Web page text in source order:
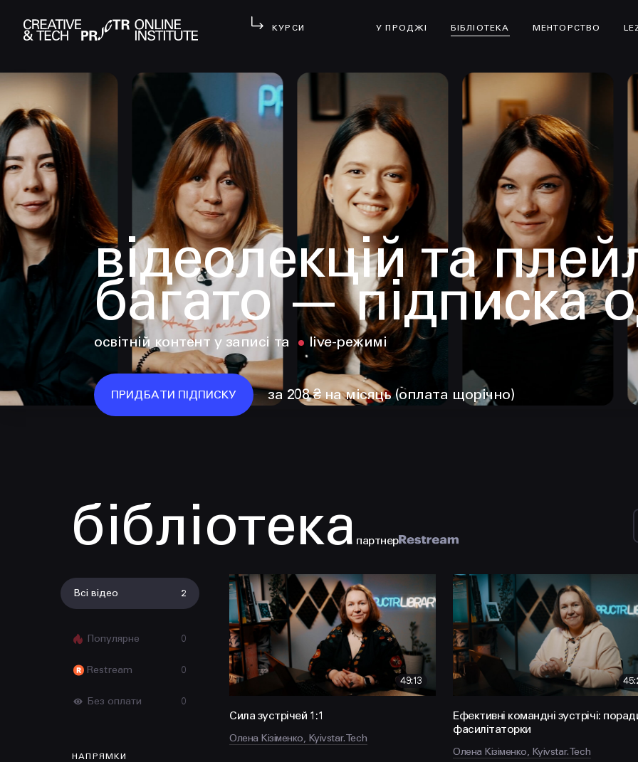
КУРСИ У ПРОДЖІ БІБЛІОТЕКА МЕНТОРСТВО
відеолекцій та
багато — підписка
освітній контент у записі та live-режимі
ПРИДБАТИ ПІДПИСКУ за 208 ₴ на місяць (оплата щорічно)
бібліотека партнер
Всі відео 2
Популярне 0
Restream 0
Без оплати 0
НАПРЯМКИ
49:13
Сила зустрічей 1:1
Олена Кізіменко, Kyivstar.Tech
Ефективні командні зустрічі:
фасилітаторки
Олена Кізіменко, Kyivstar.Tech